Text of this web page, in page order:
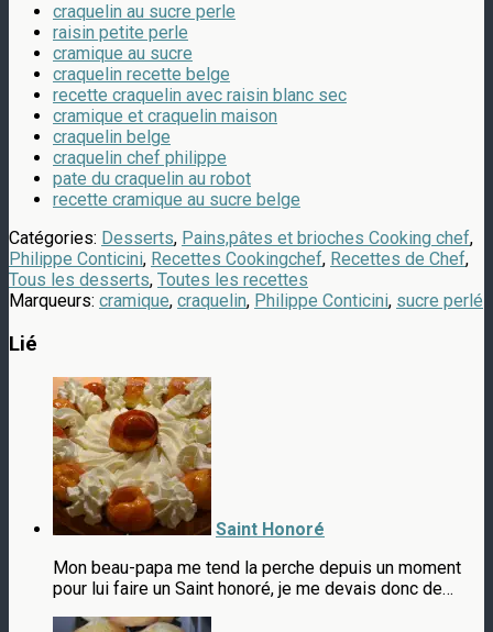
craquelin au sucre perle
raisin petite perle
cramique au sucre
craquelin recette belge
recette craquelin avec raisin blanc sec
cramique et craquelin maison
craquelin belge
craquelin chef philippe
pate du craquelin au robot
recette cramique au sucre belge
Catégories: Desserts, Pains,pâtes et brioches Cooking chef,
Philippe Conticini, Recettes Cookingchef, Recettes de Chef,
Tous les desserts, Toutes les recettes
Marqueurs: cramique, craquelin, Philippe Conticini, sucre perlé
Lié
Saint Honoré
Mon beau-papa me tend la perche depuis un moment
pour lui faire un Saint honoré, je me devais donc de…